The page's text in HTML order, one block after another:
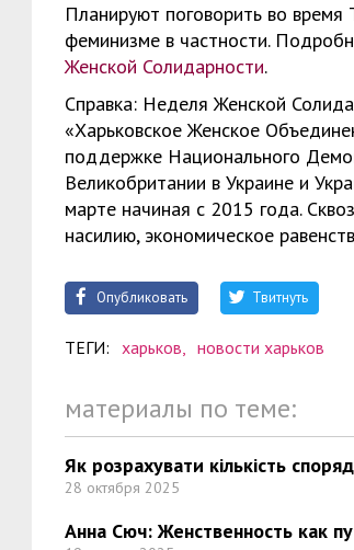
Планируют поговорить во
феминизме в частности.
Женской Солидарности.
Справка: Неделя Женской
«Харьковское Женское
поддержке Национального
Великобритании в Украине и
марте начиная с 2015 года.
насилию, экономическое
Опубликовать Твитнуть
ТЕГИ: харьков, новости харьков
материалы по теме:
Як розрахувати кількість
28 октября 2025
Анна Сюч: Женственность как